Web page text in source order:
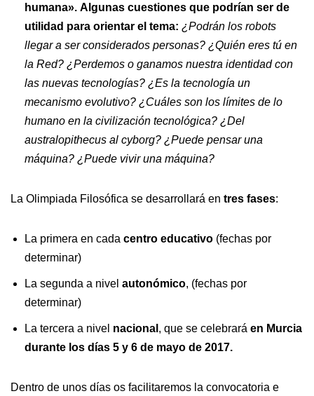
humana». Algunas cuestiones que podrían ser de
utilidad para orientar el tema: ¿Podrán los robots
llegar a ser considerados personas? ¿Quién eres tú en
la Red? ¿Perdemos o ganamos nuestra identidad con
las nuevas tecnologías? ¿Es la tecnología un
mecanismo evolutivo? ¿Cuáles son los límites de lo
humano en la civilización tecnológica? ¿Del
australopithecus al cyborg? ¿Puede pensar una
máquina? ¿Puede vivir una máquina?
La Olimpiada Filosófica se desarrollará en tres fases:
La primera en cada centro educativo (fechas por
determinar)
La segunda a nivel autonómico, (fechas por
determinar)
La tercera a nivel nacional , que se celebrará en Murcia
durante los días 5 y 6 de mayo de 2017.
Dentro de unos días os facilitaremos la convocatoria e